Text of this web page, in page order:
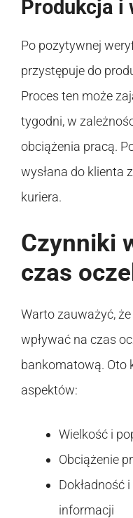
Produkcja i
Po pozytywnej
przystępuje do
Proces ten może
tygodni, w
obciążenia pracą.
wysłana do klienta
kuriera.
Czynniki
czas
Warto zauważyć,
wpływać na czas
bankomatową. Oto
aspektów:
Wielkość i
Obciążenie
Dokładność
informacji